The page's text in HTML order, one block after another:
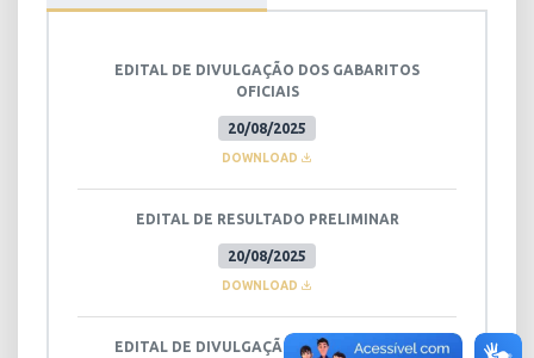
20/08/2025
EDITAL DE DIVULGAÇÃO DOS GABARITOS
OFICIAIS
DOWNLOAD
20/08/2025
EDITAL DE RESULTADO PRELIMINAR
DOWNLOAD
EDITAL DE DIVULGAÇÃO DOS GABARITOS